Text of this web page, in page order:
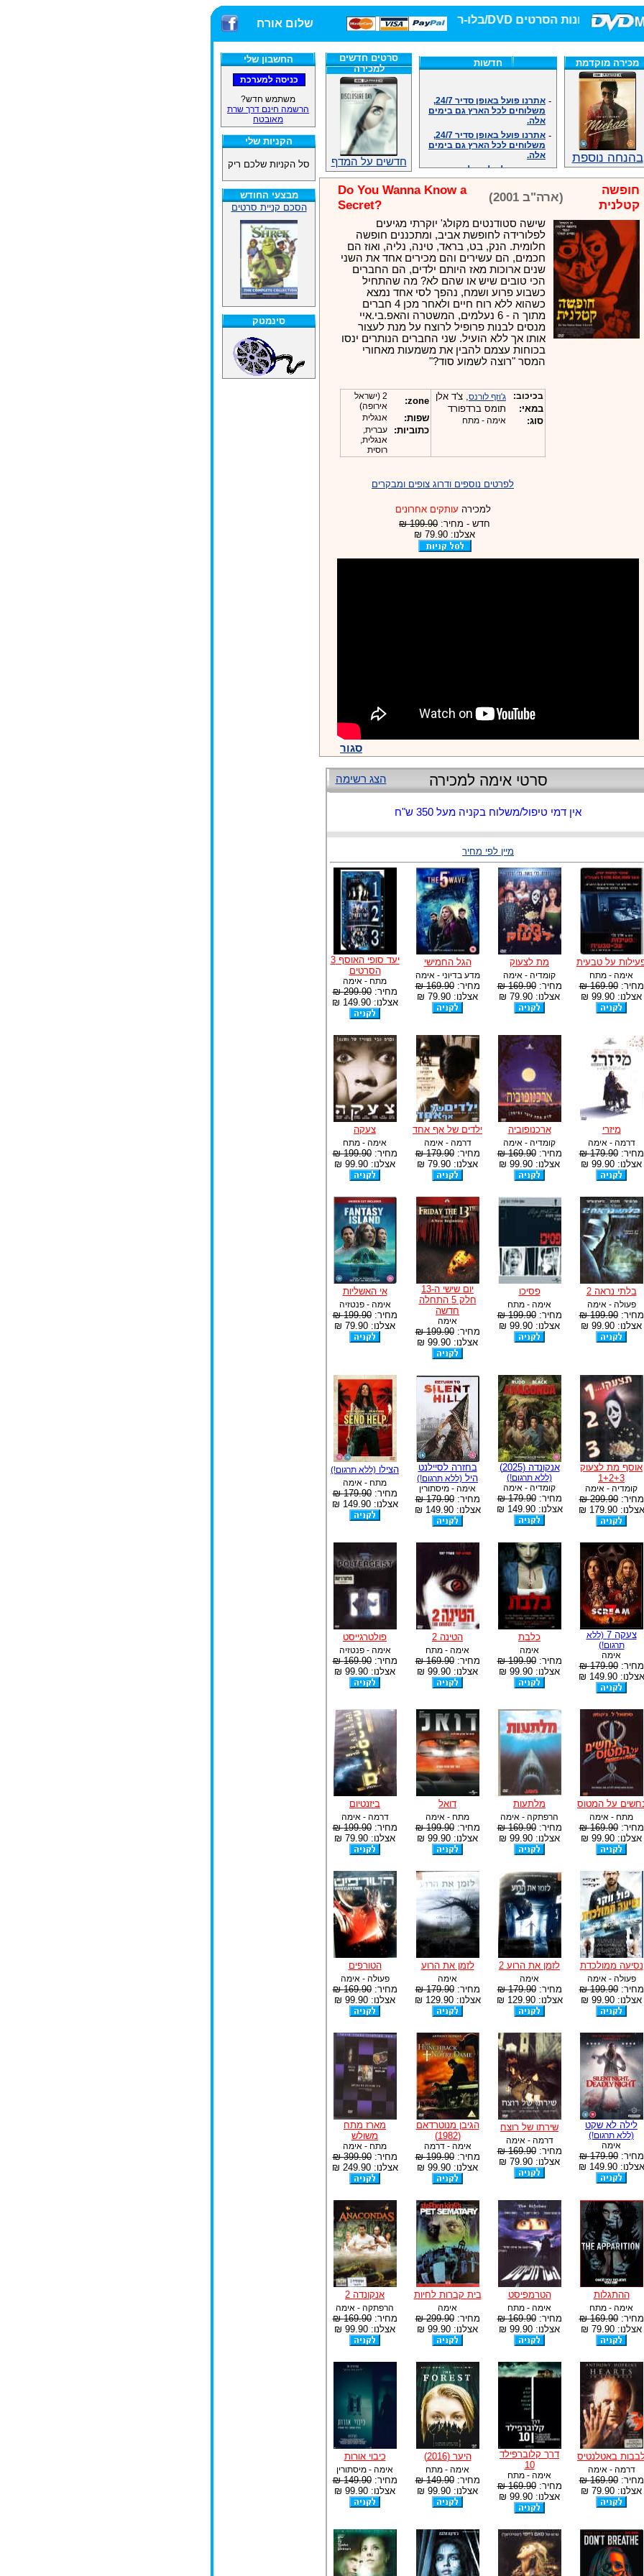
חנות הסרטים DVD/בלו-ריי/3D הגדולה ביותר! שלום אורח
החשבון שלי
משתמש חדש?
הרשמה חינם דרך שרת
מאובטח
הקניות שלי
סל הקניות שלכם ריק
מבצעי החודש
הסכם קניית סרטים
סינמטק
מכירה מוקדמת
בהנחה נוספת
חדשות
משלוחים לכל הארץ גם בימים
אלה.
משלוחים לכל הארץ גם בימים
אלה.
אנחנו כאן לכול שאלה וזמינים
במענה הטלפוני שלנו.ובמייל
.האתר לרשותכם פעיל 24/7
-מענה טלפוני: 09-7652392
צוות דיוידי מאסטר ישיר.
זמינים במייל ובטלפון. האתר
לרשותכם פעיל 24/7
צוות דיוידי מאסטר ישיר.
אנחנו כאן לכול שאלה וזמינים
במענה הטלפוני שלנו.ובמייל
.האתר לרשותכם 24/7
מענה טלפוני: 09-7652392
צוות דיוידי מאסטר ישיר.
סרטים חדשים
למכירה
חדשים על המדף
חופשה
קטלנית
(ארה"ב 2001)
Do You Wanna Know a
Secret?
שישה סטודנטים מקולג' יוקרתי מגיעים
לפלורידה לחופשת אביב, ומתכננים חופשה
חלומית. הנק, בט, בראד, טינה, נליה, ואוז הם
חכמים, הם עשירים והם מכירים אחד את השני
שנים ארוכות מאז היותם ילדים, הם החברים
הכי טובים שיש או שהם לא? מה שהתחיל
כשבוע פרוע ושמח, נהפך לסי אחד נמצא
כשהוא ללא רוח חיים ולאחר מכן 4 חברים
מתוך ה - 6 נעלמים, המשטרה והאפ.בי.איי
מנסים לבנות פרופיל לרוצח על מנת לעצור
אותו אך ללא הועיל. שני החברים הנותרים ינסו
בכוחות עצמם להבין את משמעות מאחורי
המסר "רוצה לשמוע סוד?"
בכיכוב: ג'וזף לורנס, צ'ד אלן
במאי:
תומס ברדפורד
סוג:
אימה - מתח
zone:
2 (ישראל
אירופה)
שפות: אנגלית
כתוביות:
עברית,
אנגלית,
רוסית
לפרטים נוספים ודרוג צופים ומבקרים
למכירה עותקים אחרונים
חדש - מחיר: 199.90 ₪
אצלנו: 79.90 ₪
סגור
הצג רשימה סרטי אימה למכירה
אין דמי טיפול/משלוח בקניה מעל 350 ש"ח
מיין לפי מחיר
על טבעית
אימה - מתח
מחיר:169.90 ₪
אצלנו: 99.90 ₪
מת לצעוק
קומדיה - אימה
מחיר:169.90 ₪
אצלנו: 79.90 ₪
הגל החמישי
מדע בדיוני - אימה
מחיר:169.90 ₪
אצלנו: 79.90 ₪
יעד סופי האוסף 3
הסרטים
מתח - אימה
מחיר:299.90 ₪
אצלנו: 149.90 ₪
מיזרי
דרמה - אימה
מחיר:179.90 ₪
אצלנו: 99.90 ₪
ארכנופוביה
קומדיה - אימה
מחיר:169.90 ₪
אצלנו: 99.90 ₪
ילדים של אף אחד
דרמה - אימה
מחיר:179.90 ₪
אצלנו: 79.90 ₪
צעקה
אימה - מתח
מחיר:199.90 ₪
אצלנו: 99.90 ₪
בלתי נראה 2
פעולה - אימה
מחיר:199.90 ₪
אצלנו: 99.90 ₪
פסיכו
אימה - מתח
מחיר:199.90 ₪
אצלנו: 99.90 ₪
יום שישי ה-13
חלק 5 התחלה
חדשה
אימה
מחיר:199.90 ₪
אצלנו: 99.90 ₪
אי האשליות
אימה - פנטזיה
מחיר:199.90 ₪
אצלנו: 79.90 ₪
אוסף מת לצעוק
1+2+3
קומדיה - אימה
מחיר:299.90 ₪
אצלנו: 179.90 ₪
אנקונדה (2025)
(ללא תרגום!)
קומדיה - אימה
מחיר:179.90 ₪
אצלנו: 149.90 ₪
בחזרה לסיילנט
היל (ללא תרגום!)
אימה - מיסתורין
מחיר:179.90 ₪
אצלנו: 149.90 ₪
הצילו (ללא תרגום!)
מתח - אימה
מחיר:179.90 ₪
אצלנו: 149.90 ₪
צעקה 7
(ללא
תרגום!)
אימה
מחיר:179.90 ₪
אצלנו: 149.90 ₪
כלבת
אימה
מחיר:199.90 ₪
אצלנו: 99.90 ₪
הטינה 2
אימה - מתח
מחיר:169.90 ₪
אצלנו: 99.90 ₪
פולטרגייסט
אימה - פנטזיה
מחיר:169.90 ₪
אצלנו: 99.90 ₪
על המטוס
מתח - אימה
מחיר:169.90 ₪
אצלנו: 99.90 ₪
מלתעות
הרפתקה - אימה
מחיר:169.90 ₪
אצלנו: 99.90 ₪
דואל
מתח - אימה
מחיר:199.90 ₪
אצלנו: 99.90 ₪
ביזנטיום
דרמה - אימה
מחיר:199.90 ₪
אצלנו: 79.90 ₪
נסיעה ממולכדת
פעולה - אימה
מחיר:199.90 ₪
אצלנו: 99.90 ₪
לזמן את הרוע 2
אימה
מחיר:179.90 ₪
אצלנו: 129.90 ₪
לזמן את הרוע
אימה
מחיר:179.90 ₪
אצלנו: 129.90 ₪
הטורפים
פעולה - אימה
מחיר:169.90 ₪
אצלנו: 99.90 ₪
לילה לא שקט
(ללא תרגום!)
אימה
מחיר:179.90 ₪
אצלנו: 149.90 ₪
שירתו של רוצח
דרמה - אימה
מחיר:169.90 ₪
אצלנו: 79.90 ₪
הגיבן מנוטרדאם
(1982)
אימה - דרמה
מחיר:199.90 ₪
אצלנו: 99.90 ₪
מארז מתח
משולש
מתח - אימה
מחיר:399.90 ₪
אצלנו: 249.90 ₪
ההתגלות
אימה - מתח
מחיר:169.90 ₪
אצלנו: 79.90 ₪
הטרמפיסט
אימה - מתח
מחיר:169.90 ₪
אצלנו: 99.90 ₪
בית קברות לחיות
אימה
מחיר:299.90 ₪
אצלנו: 99.90 ₪
אנקונדה 2
הרפתקה - אימה
מחיר:169.90 ₪
אצלנו: 99.90 ₪
באטלנטיס
דרמה - אימה
מחיר:169.90 ₪
אצלנו: 79.90 ₪
דרך קלוברפילד
10
אימה - מתח
מחיר:169.90 ₪
אצלנו: 99.90 ₪
היער (2016)
אימה - מתח
מחיר:149.90 ₪
אצלנו: 99.90 ₪
כיבוי אורות
אימה - מיסתורין
מחיר:149.90 ₪
אצלנו: 99.90 ₪